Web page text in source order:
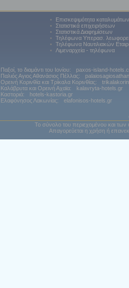
•
Επισκεψιμότητα καταλυμάτων
•
Στατιστικά επιχειρήσεων
•
Στατιστικά Διαφημίσεων
•
Τηλέφωνα Υπερασ.
•
Τηλέφωνα Ναυτιλιακών
•
Λιμεναρχεία - τηλέφωνα
Παξοί, το διαμάντι του Ιονίου:
paxos-island-
Παλιός Αγιος Αθανάσιος Πέλλας:
Ορεινή Κορινθία και Τρίκαλα Κορινθίας:
Καλάβρυτα και Ορεινή Αχαϊα:
kalavryta-hotels.gr
Καστοριά:
hotels-kastoria.gr
Ελαφόνησος Λακωνίας:
elafonisos-hotels.gr
Το σύνολο του περιεχομένου και των
Απαγορεύεται η χρήση ή